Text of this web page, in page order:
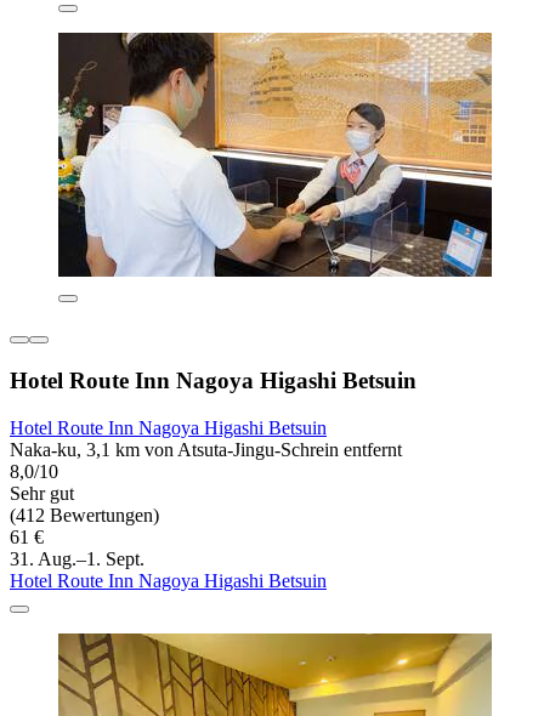
Hotel Route Inn Nagoya Higashi Betsuin
Hotel Route Inn Nagoya Higashi Betsuin
Naka-ku, 3,1 km von Atsuta-Jingu-Schrein entfernt
8,0/10
Sehr gut
(412 Bewertungen)
61 €
31. Aug.–1. Sept.
Hotel Route Inn Nagoya Higashi Betsuin